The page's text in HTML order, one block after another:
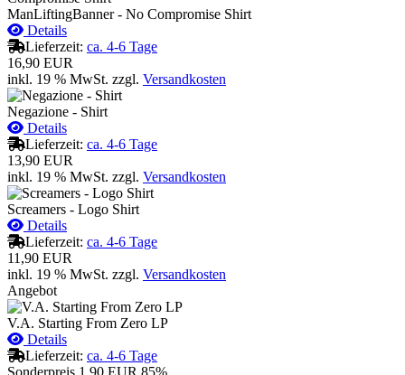
ManLiftingBanner - No Compromise Shirt
Details
Lieferzeit: ca. 4-6 Tage
16,90 EUR
inkl. 19 % MwSt. zzgl. Versandkosten
Negazione - Shirt
Details
Lieferzeit: ca. 4-6 Tage
13,90 EUR
inkl. 19 % MwSt. zzgl. Versandkosten
Screamers - Logo Shirt
Details
Lieferzeit: ca. 4-6 Tage
11,90 EUR
inkl. 19 % MwSt. zzgl. Versandkosten
Angebot
V.A. Starting From Zero LP
Details
Lieferzeit: ca. 4-6 Tage
Sonderpreis 1,90 EUR 85%